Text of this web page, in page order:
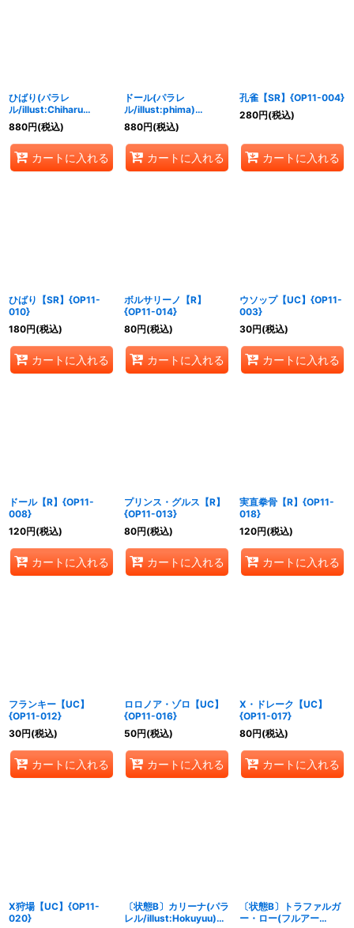
ひばり(パラレ
ル/illust:Chiharu
Akakura)【SR/P】
{OP11-010}
880円(税込)
カートに入れる
ドール(パラレ
ル/illust:phima)
【R/P】{OP11-008}
880円(税込)
カートに入れる
孔雀【SR】{OP11-004}
280円(税込)
カートに入れる
ひばり【SR】{OP11-
010}
180円(税込)
カートに入れる
ボルサリーノ【R】
{OP11-014}
80円(税込)
カートに入れる
ウソップ【UC】{OP11-
003}
30円(税込)
カートに入れる
ドール【R】{OP11-
008}
120円(税込)
カートに入れる
プリンス・グルス【R】
{OP11-013}
80円(税込)
カートに入れる
実直拳骨【R】{OP11-
018}
120円(税込)
カートに入れる
フランキー【UC】
{OP11-012}
30円(税込)
カートに入れる
ロロノア・ゾロ【UC】
{OP11-016}
50円(税込)
カートに入れる
X・ドレーク【UC】
{OP11-017}
80円(税込)
カートに入れる
X狩場【UC】{OP11-
020}
〔状態B〕カリーナ(パラ
レル/illust:Hokuyuu)
〔状態B〕トラファルガ
ー・ロー(フルアー